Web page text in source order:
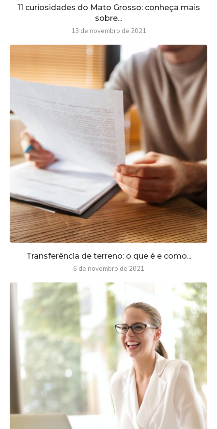
11 curiosidades do Mato Grosso: conheça mais
sobre...
13 de novembro de 2021
Transferência de terreno: o que é e como...
6 de novembro de 2021